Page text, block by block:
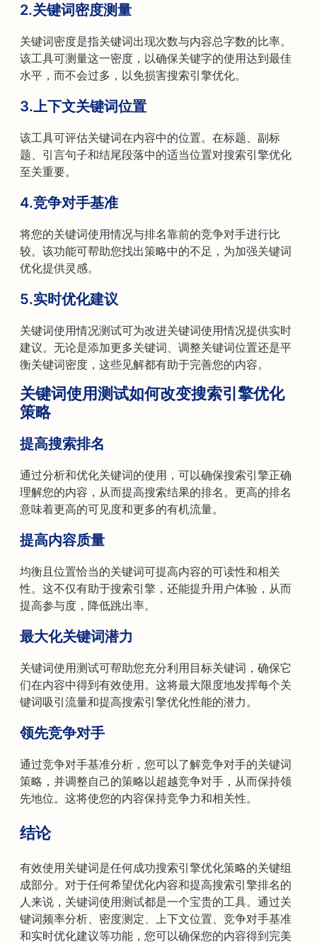
2.关键词密度测量
关键词密度是指关键词出现次数与内容总字数的比率。
该工具可测量这一密度，以确保关键字的使用达到最佳
水平，而不会过多，以免损害搜索引擎优化。
3.上下文关键词位置
该工具可评估关键词在内容中的位置。在标题、副标
题、引言句子和结尾段落中的适当位置对搜索引擎优化
至关重要。
4.竞争对手基准
将您的关键词使用情况与排名靠前的竞争对手进行比
较。该功能可帮助您找出策略中的不足，为加强关键词
优化提供灵感。
5.实时优化建议
关键词使用情况测试可为改进关键词使用情况提供实时
建议。无论是添加更多关键词、调整关键词位置还是平
衡关键词密度，这些见解都有助于完善您的内容。
关键词使用测试如何改变搜索引擎优化
策略
提高搜索排名
通过分析和优化关键词的使用，可以确保搜索引擎正确
理解您的内容，从而提高搜索结果的排名。更高的排名
意味着更高的可见度和更多的有机流量。
提高内容质量
均衡且位置恰当的关键词可提高内容的可读性和相关
性。这不仅有助于搜索引擎，还能提升用户体验，从而
提高参与度，降低跳出率。
最大化关键词潜力
关键词使用测试可帮助您充分利用目标关键词，确保它
们在内容中得到有效使用。这将最大限度地发挥每个关
键词吸引流量和提高搜索引擎优化性能的潜力。
领先竞争对手
通过竞争对手基准分析，您可以了解竞争对手的关键词
策略，并调整自己的策略以超越竞争对手，从而保持领
先地位。这将使您的内容保持竞争力和相关性。
结论
有效使用关键词是任何成功搜索引擎优化策略的关键组
成部分。对于任何希望优化内容和提高搜索引擎排名的
人来说，关键词使用测试都是一个宝贵的工具。通过关
键词频率分析、密度测定、上下文位置、竞争对手基准
和实时优化建议等功能，您可以确保您的内容得到完美